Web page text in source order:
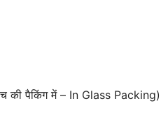
की पैकिंग में – In Glass Packing)